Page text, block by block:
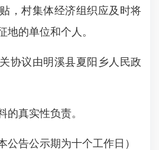
，村集体经济组织应及时将
地的单位和个人。
议由明溪县夏阳乡人民政
真实性负责。
告公示期为十个工作日）